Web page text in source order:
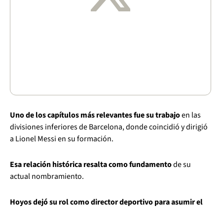
Uno de los capítulos más relevantes fue su trabajoen las
divisiones inferiores de Barcelona, donde coincidió y dirigió
a Lionel Messi en su formación.
Esa relación histórica resalta como fundamentode su
actual nombramiento.
Hoyos dejó su rol como director deportivo para asumir el